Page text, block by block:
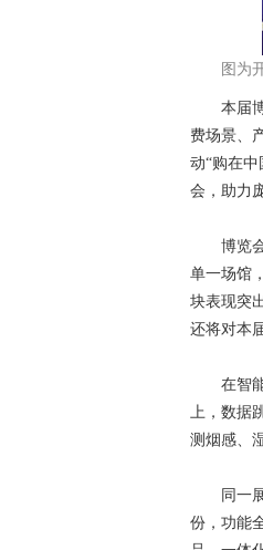
图为
本届博
费场景、
动“购在
会，助力
博览会
单一场馆
块表现突
还将对本
在智能
上，数据
测烟感、
同一展
份，功能